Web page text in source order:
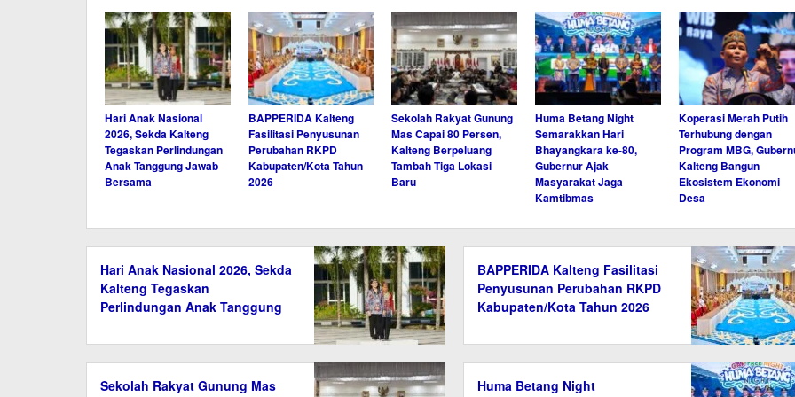
Hari Anak Nasional
2026, Sekda Kalteng
Tegaskan Perlindungan
Anak Tanggung Jawab
Bersama
BAPPERIDA Kalteng
Fasilitasi Penyusunan
Perubahan RKPD
Kabupaten/Kota Tahun
2026
Sekolah Rakyat Gunung
Mas Capai 80 Persen,
Kalteng Berpeluang
Tambah Tiga Lokasi
Baru
Huma Betang Night
Semarakkan Hari
Bhayangkara ke-80,
Gubernur Ajak
Masyarakat Jaga
Kamtibmas
Koperasi Merah Putih
Terhubung dengan
Program MBG,
Kalteng Bangun
Ekosistem Ekonomi
Desa
Hari Anak Nasional 2026, Sekda
Kalteng Tegaskan
Perlindungan Anak Tanggung
BAPPERIDA Kalteng Fasilitasi
Penyusunan Perubahan RKPD
Kabupaten/Kota Tahun 2026
Sekolah Rakyat Gunung Mas
Huma Betang Night